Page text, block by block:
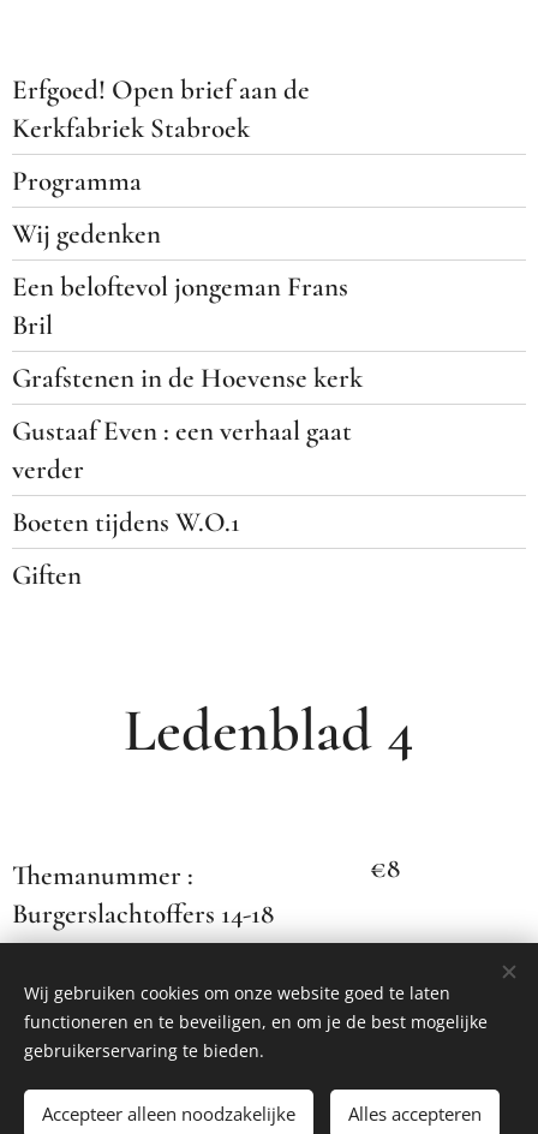
Erfgoed! Open brief aan de
Kerkfabriek Stabroek
Programma
Wij gedenken
Een beloftevol jongeman Frans
Bril
Grafstenen in de Hoevense kerk
Gustaaf Even : een verhaal gaat
verder
Boeten tijdens W.O.1
Giften
Ledenblad 4
Themanummer :
Burgerslachtoffers 14-18
€8
Share
Wij gebruiken cookies om onze website goed te laten
functioneren en te beveiligen, en om je de best mogelijke
gebruikerservaring te bieden.
Accepteer alleen noodzakelijke Alles accepteren